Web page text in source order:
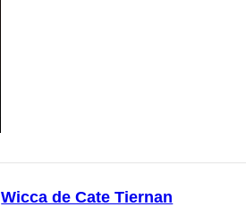
Wicca de Cate Tiernan